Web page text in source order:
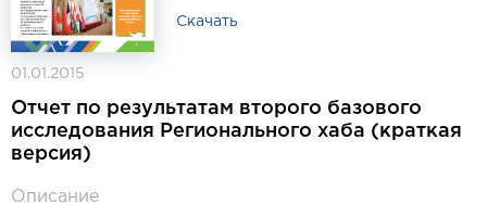
Скачать
01.01.2015
Отчет по результатам второго базового
исследования Регионального хаба (краткая
версия)
Описание